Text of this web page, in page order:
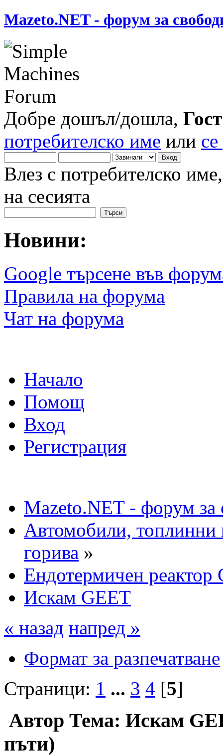
Mazeto.NET - форум за
Добре дошъл/дошла, Гост
потребителско име или
Влез с потребителско
на сесията
Новини:
Google търсене във
Правила на форума
Чат на форума
Начало
Помощ
Вход
Регистрация
Mazeto.NET - форум за
Автомобили,
горива »
Ендотермичен реактор
Искам GEET
« назад напред »
Формат за разпечатване
Страници: 1 ... 3 4 [5]
Автор Тема: Искам
пъти)